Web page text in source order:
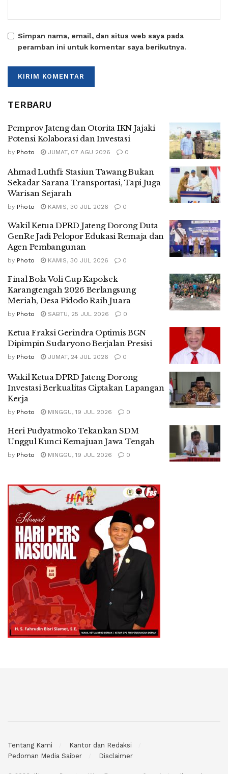
Simpan nama, email, dan situs web saya pada
peramban ini untuk komentar saya berikutnya.
TERBARU
Pemprov Jateng dan Otorita IKN Jajaki
Potensi Kolaborasi dan Investasi
by Photo JUMAT, 07 AGU 2026 0
Ahmad Luthfi: Stasiun Tawang Bukan
Sekadar Sarana Transportasi, Tapi Juga
Warisan Sejarah
by Photo KAMIS, 30 JUL 2026 0
Wakil Ketua DPRD Jateng Dorong Duta
GenRe Jadi Pelopor Edukasi Remaja dan
Agen Pembangunan
by Photo KAMIS, 30 JUL 2026 0
Final Bola Voli Cup Kapolsek
Karangtengah 2026 Berlangsung
Meriah, Desa Pidodo Raih Juara
by Photo SABTU, 25 JUL 2026 0
Ketua Fraksi Gerindra Optimis BGN
Dipimpin Sudaryono Berjalan Presisi
by Photo JUMAT, 24 JUL 2026 0
Wakil Ketua DPRD Jateng Dorong
Investasi Berkualitas Ciptakan Lapangan
Kerja
by Photo MINGGU, 19 JUL 2026 0
Heri Pudyatmoko Tekankan SDM
Unggul Kunci Kemajuan Jawa Tengah
by Photo MINGGU, 19 JUL 2026 0
Tentang Kami
Kantor dan Redaksi
Pedoman Media Saiber
Disclaimer